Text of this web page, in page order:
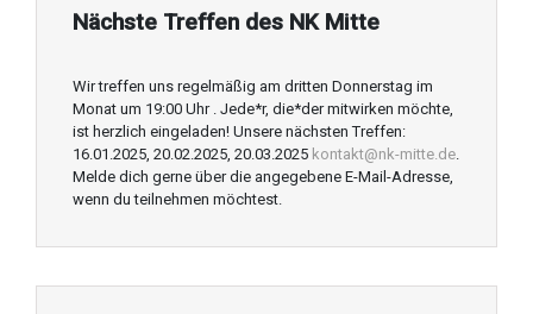
Nächste Treffen des NK Mitte
Wir treffen uns regelmäßig am dritten Donnerstag im
Monat um 19:00 Uhr . Jede*r, die*der mitwirken möchte,
ist herzlich eingeladen! Unsere nächsten Treffen:
16.01.2025, 20.02.2025, 20.03.2025 kontakt@nk-mitte.de
Melde dich gerne über die angegebene E-Mail-Adresse,
wenn du teilnehmen möchtest.